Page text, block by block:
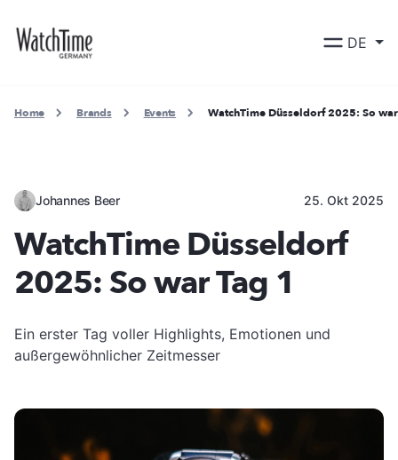
DE
Home Brands Events WatchTime Düsseldorf 2025: So
Johannes Beer 25. Okt 2025
WatchTime Düsseldorf
2025: So war Tag 1
Ein erster Tag voller Highlights, Emotionen und
außergewöhnlicher Zeitmesser